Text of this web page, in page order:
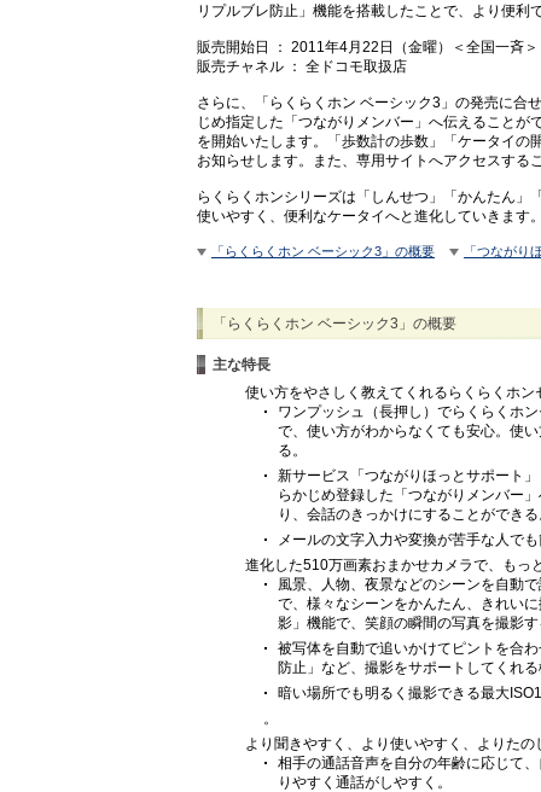
リプルブレ防止」機能を搭載したことで、より便利
販売開始日 ： 2011年4月22日（金曜）＜全国一斉＞
販売チャネル ： 全ドコモ取扱店
さらに、「らくらくホン ベーシック3」の発売に合
じめ指定した「つながりメンバー」へ伝えること
を開始いたします。「歩数計の歩数」「ケータイ
お知らせします。また、専用サイトへアクセスす
らくらくホンシリーズは「しんせつ」「かんたん
使いやすく、便利なケータイへと進化していきます
「らくらくホン ベーシック3」の概要 「つながり
「らくらくホン ベーシック3」の概要
主な特長
使い方をやさしく教えてくれるらくらくホ
ワンプッシュ（長押し）でらくらくホ
で、使い方がわからなくても安心。使
る。
新サービス「つながりほっとサポート」
らかじめ登録した「つながりメンバー
り、会話のきっかけにすることができ
メールの文字入力や変換が苦手な人で
進化した510万画素おまかせカメラで、もっ
風景、人物、夜景などのシーンを自動
で、様々なシーンをかんたん、きれい
影」機能で、笑顔の瞬間の写真を撮影
被写体を自動で追いかけてピントを合
防止」など、撮影をサポートしてくれ
暗い場所でも明るく撮影できる最大
。
より聞きやすく、より使いやすく、よりた
相手の通話音声を自分の年齢に応じて
りやすく通話がしやすく。